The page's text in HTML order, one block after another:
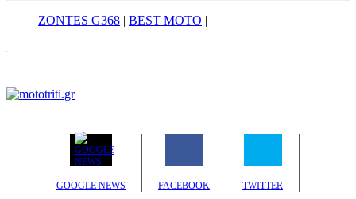
ZONTES G368 | BEST MOTO |
GOOGLE NEWS FACEBOOK TWITTER